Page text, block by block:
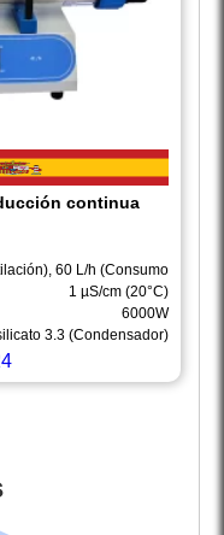
continua
60 L/h (Consumo
1 µS/cm (20°C)
6000W
3.3 (Condensador)